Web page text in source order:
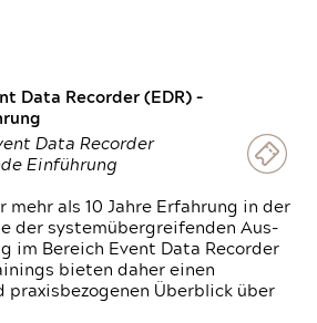
Data Recorder (EDR) –
Data Recorder
Einführung
mehr als 10 Jahre Erfahrung in der
der systemübergreifenden Aus-
im Bereich Event Data Recorder
bieten daher einen
praxisbezogenen Überblick über